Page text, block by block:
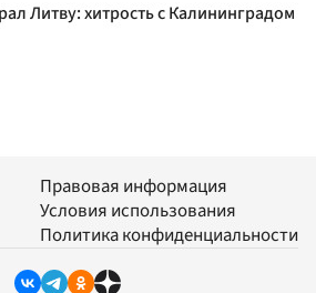
Литву: хитрость с Калининградом
Правовая информация
Условия использования
Политика конфиденциальности